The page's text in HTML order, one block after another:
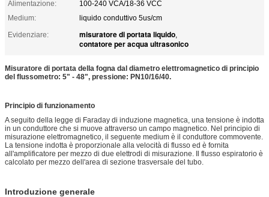
Alimentazione:
100-240 VCA/18-36 VCC
Medium:
liquido conduttivo 5us/cm
Evidenziare:
misuratore di portata liquido,
contatore per acqua ultrasonico
Misuratore di portata della fogna dal diametro elettromagnetico di principio
del flussometro: 5" - 48", pressione: PN10/16/40.
Principio di funzionamento
A seguito della legge di Faraday di induzione magnetica, una tensione è indotta
in un conduttore che si muove attraverso un campo magnetico. Nel principio di
misurazione elettromagnetico, il seguente medium è il conduttore commovente.
La tensione indotta è proporzionale alla velocità di flusso ed è fornita
all'amplificatore per mezzo di due elettrodi di misurazione. Il flusso espiratorio è
calcolato per mezzo dell'area di sezione trasversale del tubo.
Introduzione generale